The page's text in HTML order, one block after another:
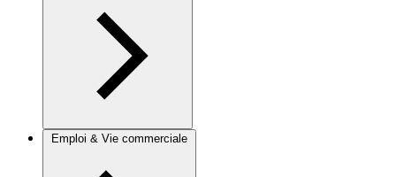
Emploi & Vie commerciale